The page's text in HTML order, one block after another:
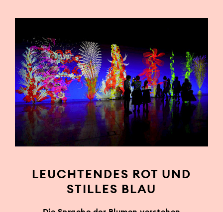
LEUCHTENDES ROT UND
STILLES BLAU